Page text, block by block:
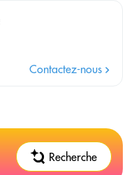
Contactez-nous
Recherche